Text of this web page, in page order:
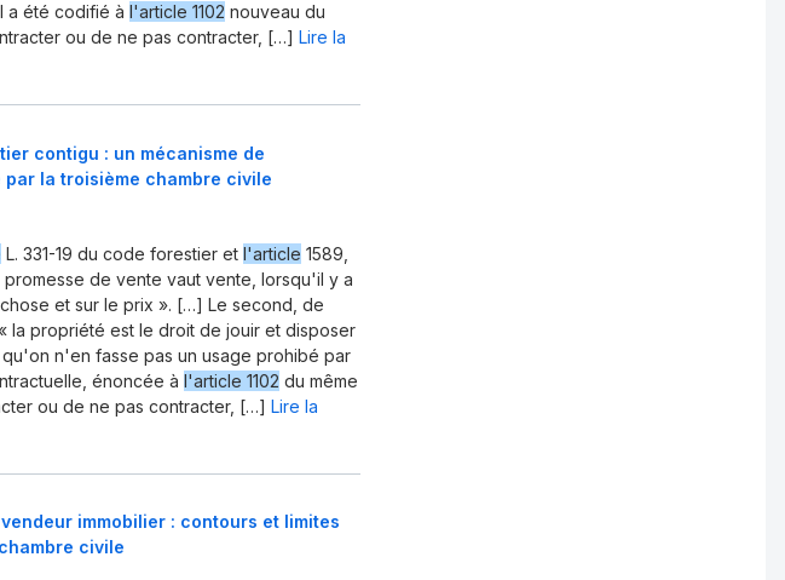
a été codifié à l'article 1102 nouveau du
ou de ne pas contracter, […] Lire la
contigu : un mécanisme de
la troisième chambre civile
L. 331-19 du code forestier et l'article 1589,
de vente vaut vente, lorsqu'il y a
et sur le prix ». […] Le second, de
la propriété est le droit de jouir et disposer
n'en fasse pas un usage prohibé par
énoncée à l'article 1102 du même
ou de ne pas contracter, […] Lire la
immobilier : contours et limites
civile